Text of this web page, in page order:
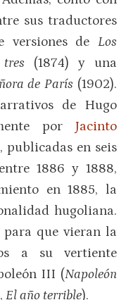
sus traductores
versiones de Los
(1874) y una
de París (1902).
de Hugo
por Jacinto
, publicadas en seis
1886 y 1888,
en 1885, la
hugoliana.
que vieran la
a su vertiente
III (Napoleón
,El año terrible).